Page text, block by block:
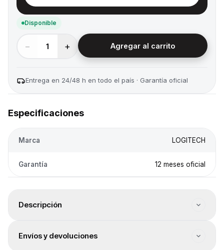
Disponible
− 1 + Agregar al carrito
Entrega en 24/48 h en todo el país · Garantía oficial
Especificaciones
Marca LOGITECH
Garantía 12 meses oficial
Descripción
100-25600. Conectividad: Alámbrica. Tipo de
Envíos y devoluciones